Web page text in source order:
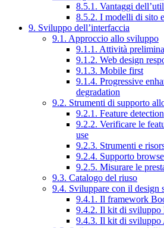
8.5.1. Vantaggi
8.5.2. I modelli di sito
9. Sviluppo dell’interfaccia
9.1. Approccio allo sviluppo
9.1.1. Attività
9.1.2. Web design
9.1.3. Mobile first
9.1.4. Progressive
degradation
9.2. Strumenti di supporto
9.2.1. Feature detection
9.2.2. Verificare le
use
9.2.3. Strumenti e
9.2.4. Supporto
9.2.5. Misurare le
9.3. Catalogo del riuso
9.4. Sviluppare con il design
9.4.1. Il framework
9.4.2. Il kit di sviluppo
9.4.3. Il kit di sviluppo